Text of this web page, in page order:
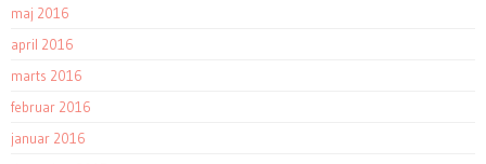
maj 2016
april 2016
marts 2016
februar 2016
januar 2016